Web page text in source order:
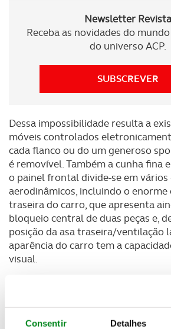
Consentir Detalhes
Newsletter Revista
Receba as novidades do
do universo ACP.
SUBSCREVER
Dessa impossibilidade resulta a
móveis controlados
cada flanco ou do um generoso
é removível. Também a cunha fina
o painel frontal divide-se em
aerodinâmicos, incluindo o
traseira do carro, que apresenta
bloqueio central de duas peças e,
posição da asa traseira/ventilação
aparência do carro tem a
visual.